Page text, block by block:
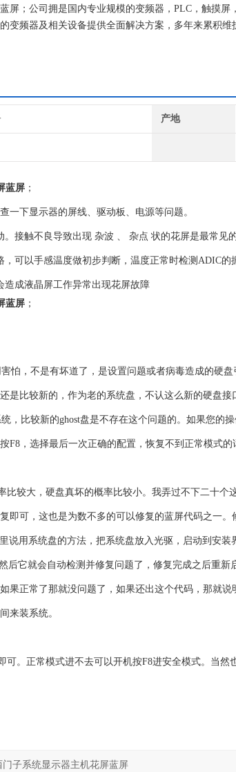
屏；公司拥是国内专业规模的变频器，PLC，触摸
变频器及相关设备提供全面解决方案，多年来累积
产地
蓝屏 ；
一下显示器的屏线、驱动板、电源等问题。
接触不良导致出现 杂波 、 杂点 状的花屏是最常见的
可以手感温度做初步判断，温度正常时检测ADIC的
造成液晶屏工作异常出现花屏故障
蓝屏 ；
怕，不是有坏道了，是设置问题或者病毒造成的硬
是比较新的，作为老的系统盘，不认这么新的硬盘
，比较新的ghost盘是不存在这个问题的。如果您的
F8，选择最后一次正确的配置，恢复不到正常模式的
较大，硬盘真坏的概率比较小。我弄过不下二十个
即可，这也是为数不多的可以修复的蓝屏代码之一
说用系统盘的方法，把系统盘放入光驱，启动到安
后它就会自动检测并修复问题了，修复完成之后重
果正常了那就没问题了，如果还出这个代码，那就
来装系统。
。正常模式进不去可以开机按F8进安全模式。当然